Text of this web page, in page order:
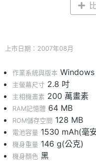
上市日期：2007年08月
作業系統與版本
主螢幕尺寸 2.8 吋
主相機畫素 200 萬畫素
RAM記憶體 64 MB
ROM儲存空間 128 MB
電池容量 1530 mAh(毫
機身重量 146 g(公克)
機身顏色 黑